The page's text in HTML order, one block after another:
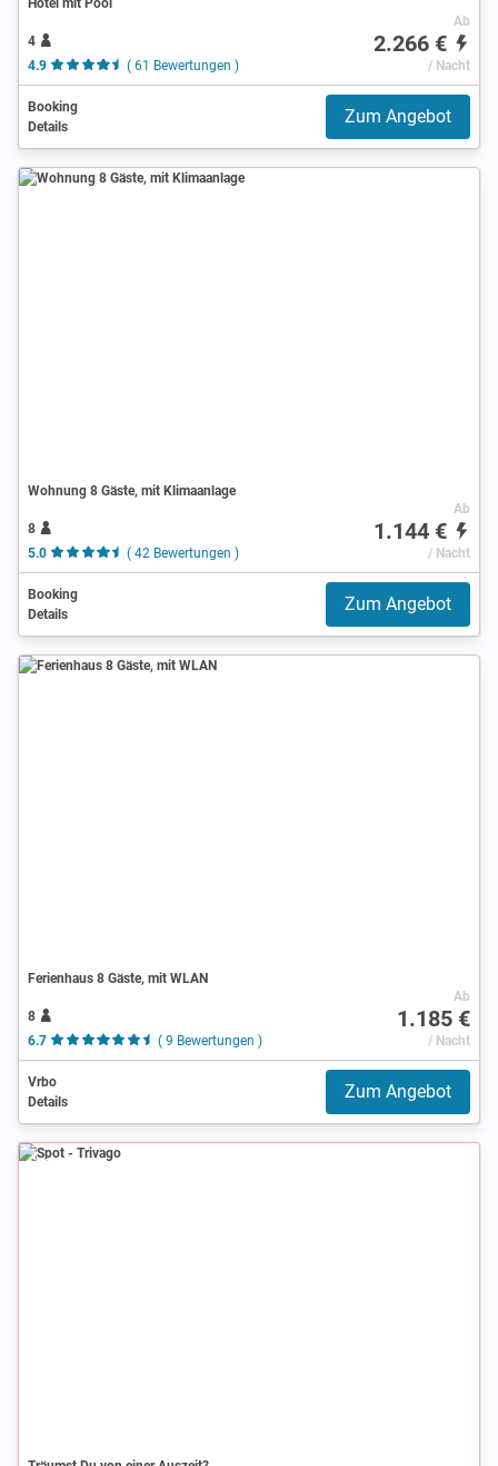
Hotel mit Pool
4
4.9
( 61 Bewertungen )
Ab
2.266 €
/ Nacht
Booking
Details
Zum Angebot
Wohnung 8 Gäste, mit Klimaanlage
8
5.0
( 42 Bewertungen )
Ab
1.144 €
/ Nacht
Booking
Details
Zum Angebot
Ferienhaus 8 Gäste, mit WLAN
8
6.7
( 9 Bewertungen )
Ab
1.185 €
/ Nacht
Vrbo
Details
Zum Angebot
Spot